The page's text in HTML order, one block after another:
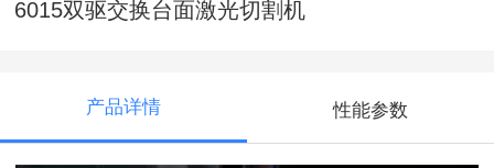
6015双驱交换台面激光切割机
产品详情 性能参数